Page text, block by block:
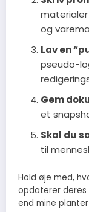
materialer
og
Lav en
pseudo-
Gem
et
Skal du
til
Hold øje med,
opdaterer deres
end mine